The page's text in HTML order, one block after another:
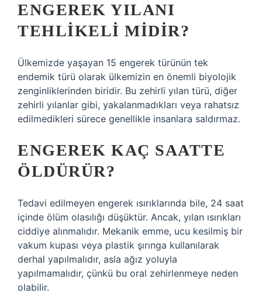
ENGEREK YILANI
TEHLIKELI MIDIR?
Ülkemizde yaşayan 15 engerek türünün tek
endemik türü olarak ülkemizin en önemli biyolojik
zenginliklerinden biridir. Bu zehirli yılan türü, diğer
zehirli yılanlar gibi, yakalanmadıkları veya rahatsız
edilmedikleri sürece genellikle insanlara saldırmaz.
ENGEREK KAÇ SAATTE
ÖLDÜRÜR?
Tedavi edilmeyen engerek ısırıklarında bile, 24 saat
içinde ölüm olasılığı düşüktür. Ancak, yılan ısırıkları
ciddiye alınmalıdır. Mekanik emme, ucu kesilmiş bir
vakum kupası veya plastik şırınga kullanılarak
derhal yapılmalıdır, asla ağız yoluyla
yapılmamalıdır, çünkü bu oral zehirlenmeye neden
olabilir.